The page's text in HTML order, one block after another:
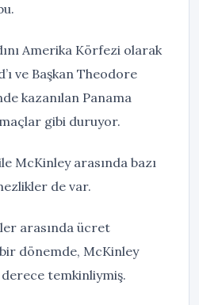
Amerika Körfezi olarak
ve Başkan Theodore
kazanılan Panama
gibi duruyor.
McKinley arasında bazı
de var.
arasında ücret
dönemde, McKinley
temkinliymiş.